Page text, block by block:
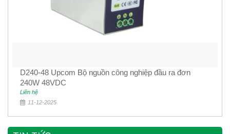
D240-48 Upcom Bộ nguồn công nghiệp đầu ra đơn
240W 48VDC
Liên hệ
11-12-2025